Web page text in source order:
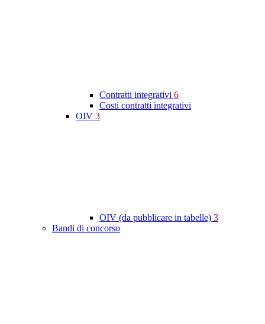
Contratti integrativi 6
Costi contratti integrativi
OIV 3
OIV (da pubblicare in tabelle) 3
Bandi di concorso